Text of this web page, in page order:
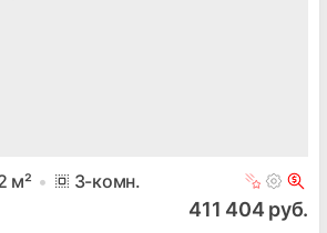
м² 3-комн.
411 404 руб.